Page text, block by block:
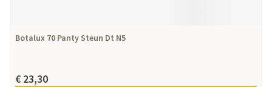
Botalux 70 Panty Steun Dt N5
€ 23,30